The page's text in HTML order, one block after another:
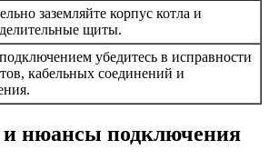
заземляйте корпус котла и
щиты.
убедитесь в исправности
кабельных соединений и
и нюансы подключения